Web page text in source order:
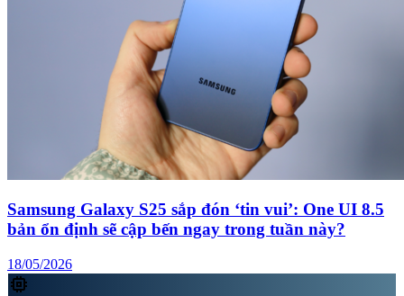
Samsung Galaxy S25 sắp đón ‘tin vui’: One UI 8.5
bản ổn định sẽ cập bến ngay trong tuần này?
18/05/2026
memory